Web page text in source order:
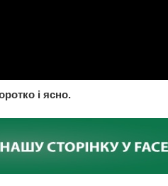
і ясно.